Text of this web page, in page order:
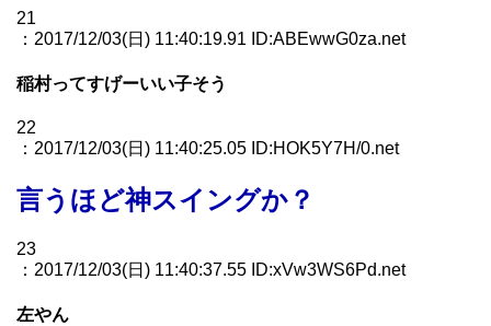
21
：2017/12/03(日) 11:40:19.91 ID:ABEwwG0za.net
稲村ってすげーいい子そう
22
：2017/12/03(日) 11:40:25.05 ID:HOK5Y7H/0.net
言うほど神スイングか？
23
：2017/12/03(日) 11:40:37.55 ID:xVw3WS6Pd.net
左やん